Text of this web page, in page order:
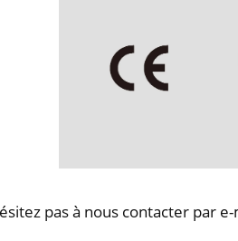
pas à nous contacter par